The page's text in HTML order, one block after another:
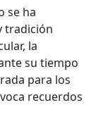
se ha
tradición
la
su tiempo
para los
recuerdos